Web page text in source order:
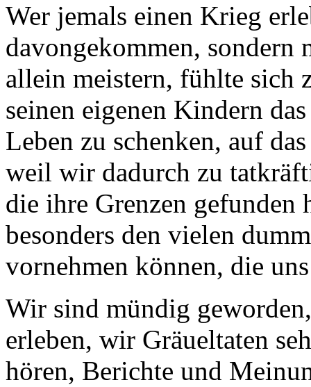
Wer jemals einen Krieg
davongekommen, sondern
allein meistern, fühlte sich
seinen eigenen Kindern
Leben zu schenken, auf
weil wir dadurch zu
die ihre Grenzen gefunden
besonders den vielen
vornehmen können, die
Wir sind mündig
erleben, wir Gräueltaten
hören, Berichte und